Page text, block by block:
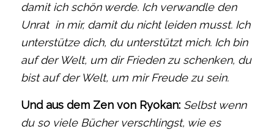
damit ich schön werde. Ich verwandle den
Unrat in mir, damit du nicht leiden musst. Ich
unterstütze dich, du unterstützt mich. Ich bin
auf der Welt, um dir Frieden zu schenken, du
bist auf der Welt, um mir Freude zu sein.
Und aus dem Zen von Ryokan: Selbst wenn
du so viele Bücher verschlingst, wie es